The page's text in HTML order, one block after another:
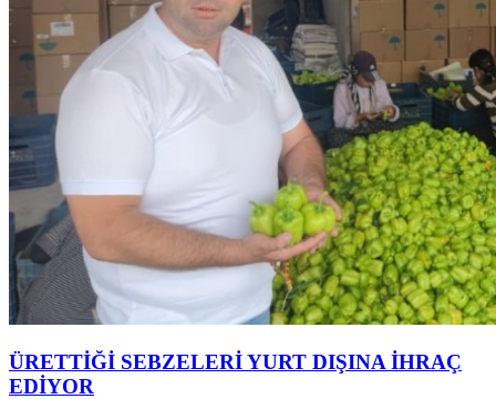
ÜRETTİĞİ SEBZELERİ YURT DIŞINA İHRAÇ
EDİYOR